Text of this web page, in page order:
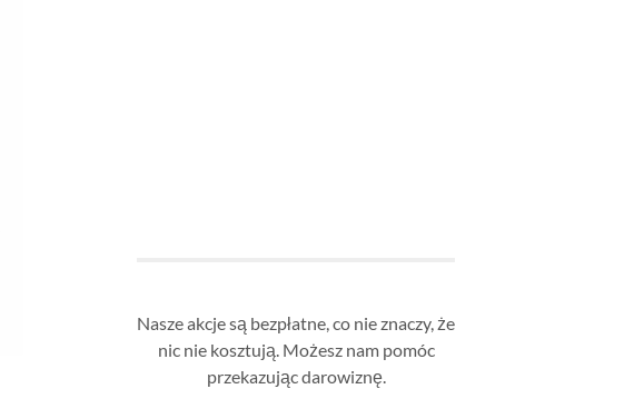
Nasze akcje są bezpłatne, co nie znaczy, że
nic nie kosztują. Możesz nam pomóc
przekazując darowiznę.